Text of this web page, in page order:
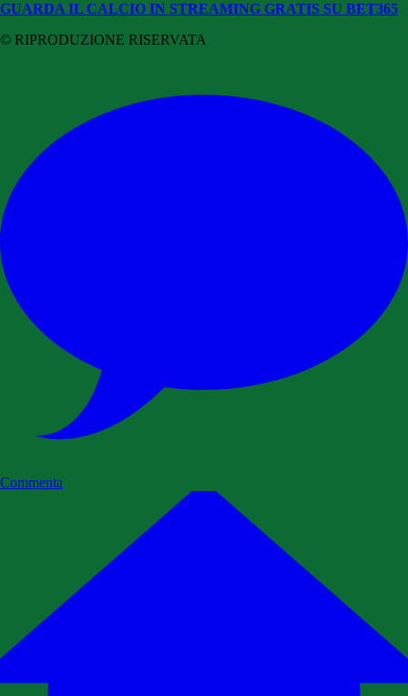
GUARDA IL CALCIO IN STREAMING GRATIS SU BET365
© RIPRODUZIONE RISERVATA
Commenta